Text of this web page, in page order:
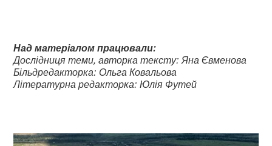
Над матеріалом працювали:
Дослідниця теми, авторка тексту: Яна Євменова
Більдредакторка: Ольга Ковальова
Літературна редакторка: Юлія Футей